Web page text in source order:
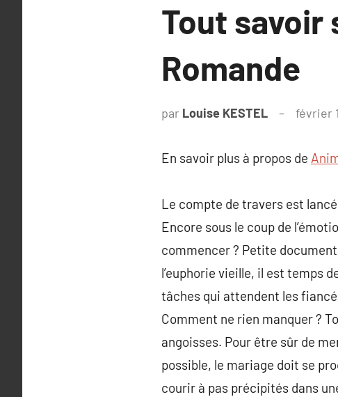
Tout savoir
Romande
par Louise KESTEL février
En savoir plus à propos de
Le compte de travers est
Encore sous le coup de
commencer ? Petite
l’euphorie vieille, il est temps
tâches qui attendent les
Comment ne rien manquer ?
angoisses. Pour être sûr de
possible, le mariage doit se
courir à pas précipités dans